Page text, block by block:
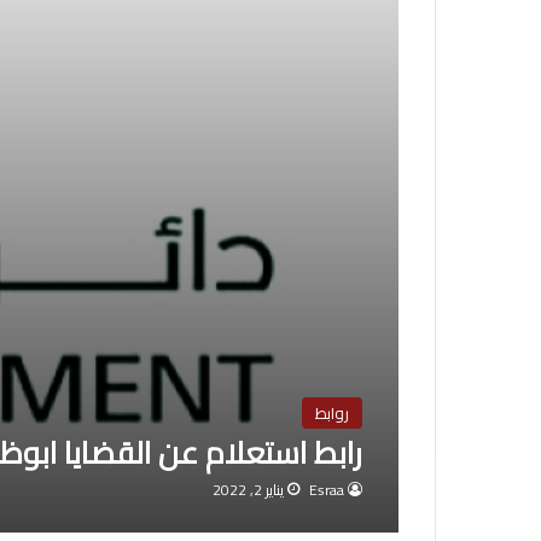
روابط
رابط استعلام عن القضايا ابوظبي
Esraa يناير 2, 2022